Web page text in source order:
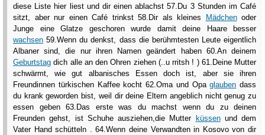
diese Liste hier liest und dir einen ablachst 57.Du 3 Stunden im Café
sitzt, aber nur einen Café trinkst 58.Dir als kleines
Mädchenoder
Junge eine Glatze geschoren wurde damit deine Haare besser
wachsen 59.Wenn du denkst, dass die berühmtesten Leute eigentlich
Albaner sind, die nur ihren Namen geändert haben 60.An deinem
Geburtstag dich alle an den Ohren ziehen (..u rritsh ! ) 61.Deine Mutter
schwärmt, wie gut albanisches Essen doch ist, aber sie ihren
Freundinnen türkischen Kaffee kocht 62.Oma und Opaglauben dass
du krank geworden bist, weil dir deine Eltern angeblich nicht genug zu
essen geben 63.Das erste was du machst wenn du zu deinen
Freunden gehst, ist Schuhe ausziehen,die Mutter küssenund dem
Vater Hand schütteln . 64.Wenn deine Verwandten in Kosovo von dir